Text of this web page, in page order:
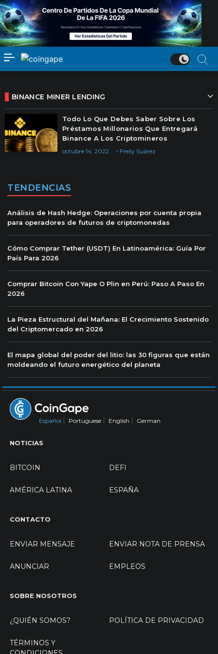
BINANCE MINER LENDING
Todo Lo Que Debes Saber Sobre Los
Préstamos Millonarios Que Entregará
Binance A Los Criptomineros
Freily Suárez
octubre 14, 2022
TENDENCIAS
Análisis de Hash Hedge: Operaciones por cuenta propia
para operadores de futuros de criptomonedas
Cómo Comprar Tether (USDT) En Latinoamérica: Guía Por
País Para 2026
Comprar Bitcoin Con Yape O Plin en Perú: Paso A Paso En
2026
La Pieza Estructural del Mañana: El Crecimiento Sostenido
del Criptomercado en 2026
El mapa global del poder del litio: las 30 figuras que están
moldeando el futuro energético del planeta
Español Portuguese English German
NOTICIAS
BITCOIN DEFI
AMÉRICA LATINA ESPAÑA
CONTACTO
ENVIAR MENSAJE ENVIAR NOTA DE PRENSA
ANUNCIAR EMPLEOS
SOBRE NOSOTROS
¿QUIÉN SOMOS? POLÍTICA DE PRIVACIDAD
TÉRMINOS Y